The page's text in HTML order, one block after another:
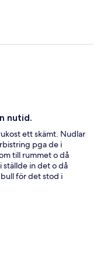
nutid.
ett skämt. Nudlar
pga de i
till rummet o då
ställde in det o då
för det stod i